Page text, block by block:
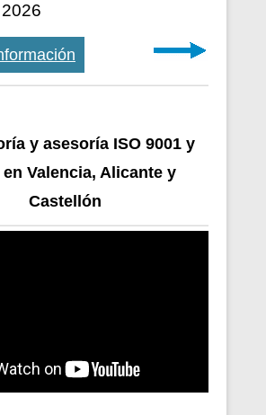
y asesoría ISO 9001 y
en Valencia, Alicante y
Castellón